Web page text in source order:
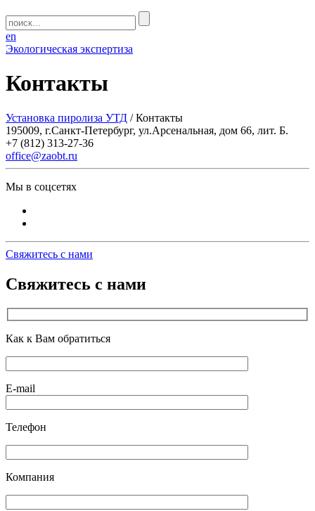
en
Экологическая экспертиза
Контакты
Установка пиролиза УТД /Контакты
195009, г.Санкт-Петербург, ул.Арсенальная, дом 66, лит. Б.
+7 (812) 313-27-36
office@zaobt.ru
Мы в соцсетях
Свяжитесь с нами
Свяжитесь с нами
Как к Вам обратиться
E-mail
Телефон
Компания